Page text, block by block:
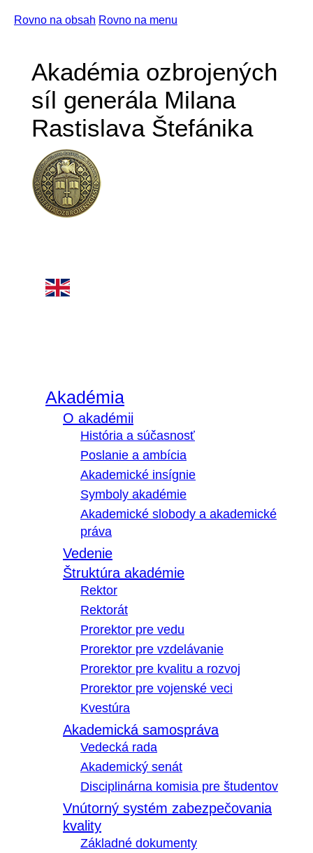
Rovno na obsah Rovno na menu
Akadémia ozbrojených
síl generála Milana
Rastislava Štefánika
Akadémia
O akadémii
História a súčasnosť
Poslanie a ambícia
Akademické insígnie
Symboly akadémie
Akademické slobody a akademické
práva
Vedenie
Štruktúra akadémie
Rektor
Rektorát
Prorektor pre vedu
Prorektor pre vzdelávanie
Prorektor pre kvalitu a rozvoj
Prorektor pre vojenské veci
Kvestúra
Akademická samospráva
Vedecká rada
Akademický senát
Disciplinárna komisia pre študentov
Vnútorný systém zabezpečovania
kvality
Základné dokumenty